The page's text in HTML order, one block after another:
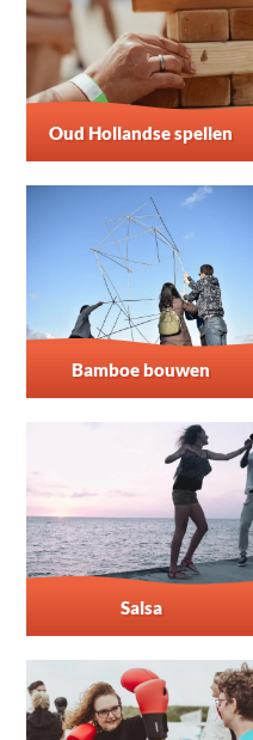
Oud Hollandse spellen
Bamboe bouwen
Salsa